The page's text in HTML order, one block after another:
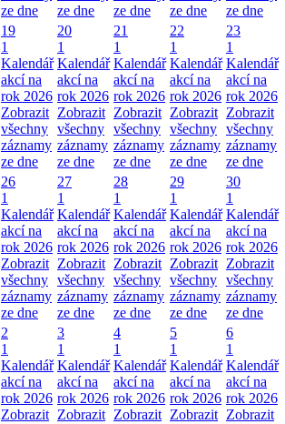
ze dne
ze dne
ze dne
ze dne
ze dne
19
1
Kalendář
akcí na
rok 2026
Zobrazit
všechny
záznamy
ze dne
20
1
Kalendář
akcí na
rok 2026
Zobrazit
všechny
záznamy
ze dne
21
1
Kalendář
akcí na
rok 2026
Zobrazit
všechny
záznamy
ze dne
22
1
Kalendář
akcí na
rok 2026
Zobrazit
všechny
záznamy
ze dne
23
1
Kalendář
akcí na
rok 2026
Zobrazit
všechny
záznamy
ze dne
26
1
Kalendář
akcí na
rok 2026
Zobrazit
všechny
záznamy
ze dne
27
1
Kalendář
akcí na
rok 2026
Zobrazit
všechny
záznamy
ze dne
28
1
Kalendář
akcí na
rok 2026
Zobrazit
všechny
záznamy
ze dne
29
1
Kalendář
akcí na
rok 2026
Zobrazit
všechny
záznamy
ze dne
30
1
Kalendář
akcí na
rok 2026
Zobrazit
všechny
záznamy
ze dne
2
1
Kalendář
akcí na
rok 2026
Zobrazit
3
1
Kalendář
akcí na
rok 2026
Zobrazit
4
1
Kalendář
akcí na
rok 2026
Zobrazit
5
1
Kalendář
akcí na
rok 2026
Zobrazit
6
1
Kalendář
akcí na
rok 2026
Zobrazit